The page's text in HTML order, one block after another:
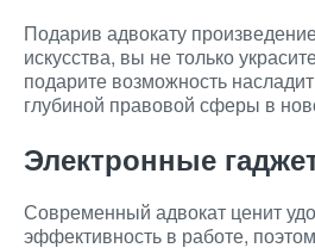
Подарив адвокату
искусства, вы не только
подарите возможность
глубиной правовой сферы в
Электронные
Современный адвокат ценит
эффективность в работе,